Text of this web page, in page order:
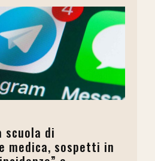
scuola di
medica, sospetti in